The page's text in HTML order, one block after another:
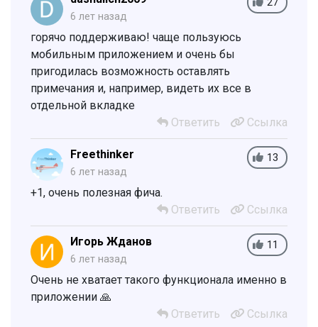
6 лет назад
горячо поддерживаю! чаще пользуюсь
мобильным приложением и очень бы
пригодилась возможность оставлять
примечания и, например, видеть их все в
отдельной вкладке
Ответить
Ссылка
13
Freethinker
6 лет назад
+1, очень полезная фича.
Ответить
Ссылка
11
Игорь Жданов
6 лет назад
Очень не хватает такого функционала именно в
приложении 🙏
Ответить
Ссылка